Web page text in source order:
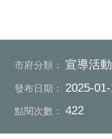
市府分類： 宣導活動
發布日期： 2025-
點閱次數： 422